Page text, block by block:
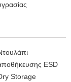
ESD
Storage